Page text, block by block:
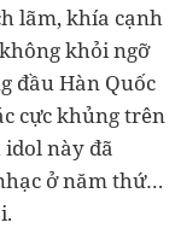
lãm, khía cạnh
khỏi ngỡ
đầu Hàn Quốc
cực khủng trên
idol này đã
ở năm thứ…